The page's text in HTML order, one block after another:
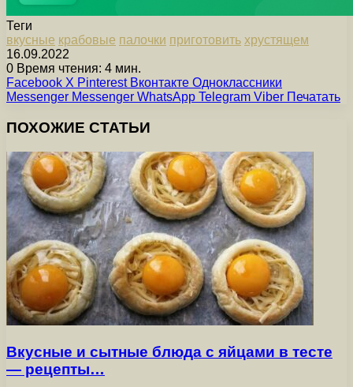
Теги
вкусные крабовые палочки приготовить хрустящем
16.09.2022
0 Время чтения: 4 мин.
Facebook X Pinterest Вконтакте Одноклассники
Messenger Messenger WhatsApp Telegram Viber Печатать
ПОХОЖИЕ СТАТЬИ
Вкусные и сытные блюда с яйцами в тесте
— рецепты…